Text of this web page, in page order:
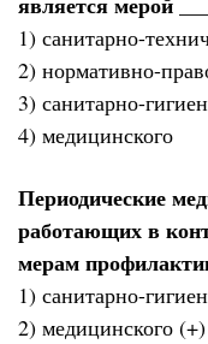
1) санитарно-
2) нормативно-
3) санитарно-
4) медицинского
Периодические
работающих в
мерам
1) санитарно-
2) медицинского (+)